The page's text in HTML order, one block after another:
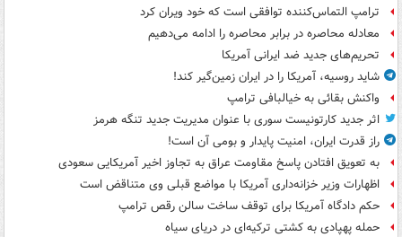
ترامپ التماس‌کننده توافقی است که خود ویران کرد
معادله محاصره در برابر محاصره را ادامه می‌دهیم
تحریم‌های جدید ضد ایرانی آمریکا
شاید روسیه، آمریکا را در ایران زمین‌گیر کند!
واکنش بقائی به خیالبافی ترامپ
اثر جدید کارتونیست سوری با عنوان مدیریت جدید تنگه هرمز
راز قدرت ایران، امنیت پایدار و بومی آن است!
به تعویق افتادن پاسخ مقاومت عراق به تجاوز اخیر آمریکایی سعودی
اظهارات وزیر خزانه‌داری آمریکا با مواضع قبلی وی متناقض است
حکم دادگاه آمریکا برای توقف ساخت سالن رقص ترامپ
حمله پهپادی به کشتی ترکیه‌ای در دریای سیاه